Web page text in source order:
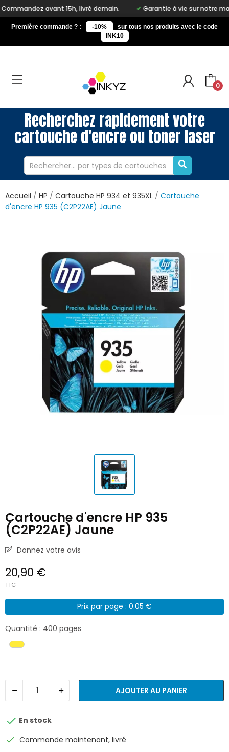
15h, livré demain. Garantie à vie sur notre marque Inkyz
Première commande ? : -10%
sur tous nos produits avec le code
INK10
0
Recherchez rapidement votre
cartouche d'encre ou toner laser
Accueil HP Cartouche HP 934 et 935XL
Cartouche
d'encre HP 935 (C2P22AE) Jaune
Cartouche d'encre HP 935
(C2P22AE) Jaune
Donnez votre avis
20,90 €
TTC
Prix par page : 0.05 €
Quantité : 400 pages
AJOUTER AU PANIER
 En stock
check Commande maintenant, livré